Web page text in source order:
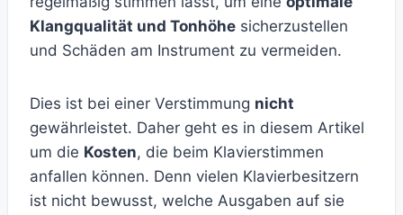
Klangqualität und Tonhöhe sicherzustellen
und Schäden am Instrument zu vermeiden.
Dies ist bei einer Verstimmung nicht
gewährleistet. Daher geht es in diesem Artikel
um die Kosten, die beim Klavierstimmen
anfallen können. Denn vielen Klavierbesitzern
ist nicht bewusst, welche Ausgaben auf sie